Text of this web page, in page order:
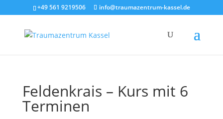
+49 561 9219506 info@traumazentrum-kassel.de
Feldenkrais – Kurs mit 6
Terminen